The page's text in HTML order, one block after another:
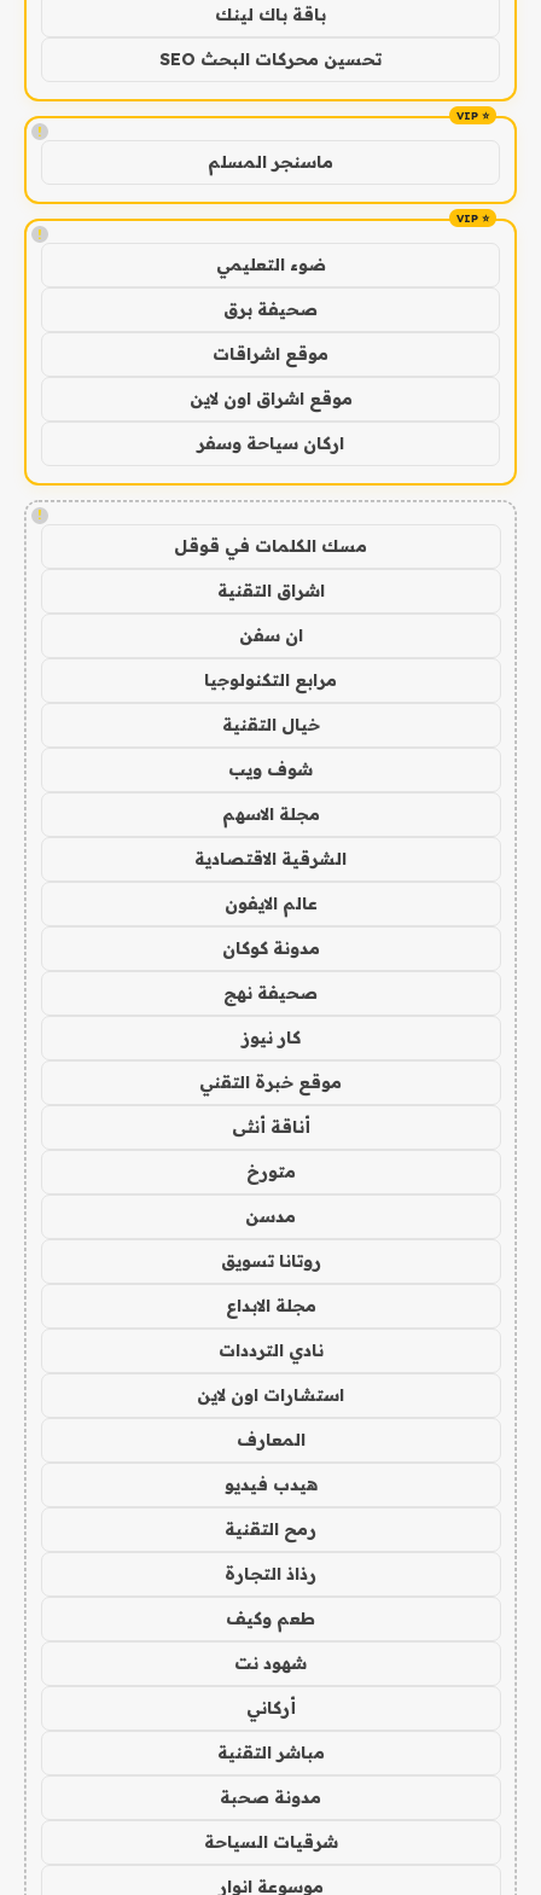
باقة باك لينك
تحسين محركات البحث SEO
!
ماسنجر المسلم
!
ضوء التعليمي
صحيفة برق
موقع اشراقات
موقع اشراق اون لاين
اركان سياحة وسفر
!
مسك الكلمات في قوقل
اشراق التقنية
ان سفن
مرابع التكنولوجيا
خيال التقنية
شوف ويب
مجلة الاسهم
الشرقية الاقتصادية
عالم الايفون
مدونة كوكان
صحيفة نهج
كار نيوز
موقع خبرة التقني
أناقة أنثى
متورخ
مدسن
روتانا تسويق
مجلة الابداع
نادي الترددات
استشارات اون لاين
المعارف
هيدب فيديو
رمح التقنية
رذاذ التجارة
طعم وكيف
شهود نت
أركاني
مباشر التقنية
مدونة صحبة
شرقيات السياحة
موسوعة انوار